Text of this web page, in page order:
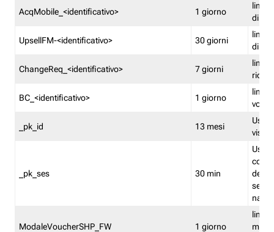
AcqMobile_<identificativo> 1 giorno
limita
di
UpsellFM-<identificativo> 30 giorni
limita
di
ChangeReq_<identificativo> 7 giorni
limita
BC_<identificativo> 1 giorno
limita
_pk_id 13 mesi
_pk_ses 30 min
ModaleVoucherSHP_FW 1 giorno